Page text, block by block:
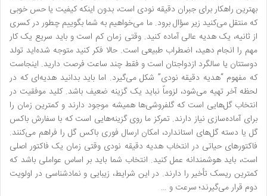
بهترین راهکار برای جبران دقیقه نودی است، بدون اینکه کیفیت یا حس خوبی
که منتقل می‌کنید زیر سؤال برود. ما می‌خواهیم به شما بگوییم چطور در کسری
از ثانیه، یک هدیه عالی آماده کنید. وقتی زمان کم است و باید سریع یک کار
مهم را انجام دهید، اضطراب طبیعی است. حالا فکر کنید متوجه شده‌اید تولد
دوستتان یا سالگرد ازدواجتان است و فقط چند ساعت فرصت دارید. اینجاست
که مفهوم “هدیه دقیقه نودی” شکل می‌گیرد. اما باید بدانید هدیه‌ای که در
لحظه آخر تهیه می‌شود، لزوماً نباید یک گزینه ضعیف باشد. کلید موفقیت در
انتخاب گل‌هایی است که گلفروشی‌ها همیشه موجود دارند و کمترین زمان را
برای آماده‌سازی نیاز دارند. تمرکز ما روی گزینه‌هایی است که با سفارش باکس
گل یا دسته گل‌های استاندارد، امکان ارسال فوری باکس گل را فراهم می‌کنند.
فاکتورهای حیاتی در انتخاب هدیه دقیقه نودی وقتی زمان یک فاکتور اصلی
است، باید هوشمندانه عمل کنید. انتخاب شما باید بر اساس عواملی باشد که
کمترین ریسک تأخیر را دارند. در این شرایط، زیبایی و نمادشناسی در اولویت
دوم قرار می‌گیرند؛ سرعت و …